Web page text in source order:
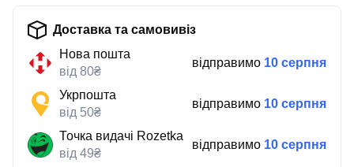
Доставка та самовивіз
Нова пошта
від 80₴
відправимо 10 серпня
Укрпошта
від 50₴
відправимо 10 серпня
Точка видачі Rozetka
від 49₴
відправимо 10 серпня